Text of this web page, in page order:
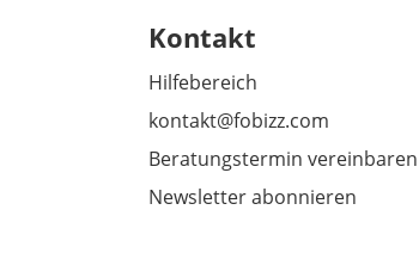
Kontakt
Hilfebereich
kontakt@fobizz.com
Beratungstermin vereinbaren
Newsletter abonnieren